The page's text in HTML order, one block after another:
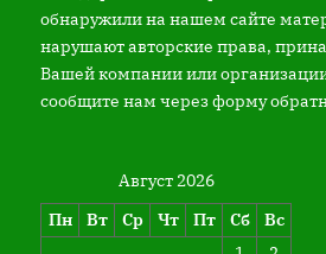
обнаружили на нашем сайте
нарушают авторские права,
Вашей компании или
сообщите нам через форму
Август 2026
Пн
Вт Ср Чт Пт Сб
Вс